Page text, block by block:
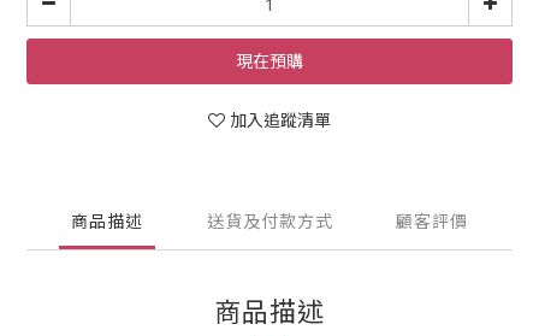
現在預購
加入追蹤清單
商品描述 送貨及付款方式 顧客評價
商品描述